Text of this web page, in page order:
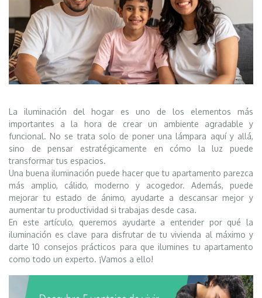
La iluminación del hogar es uno de los elementos más
importantes a la hora de crear un ambiente agradable y
funcional. No se trata solo de poner una lámpara aquí y allá,
sino de pensar estratégicamente en cómo la luz puede
transformar tus espacios.
Una buena iluminación puede hacer que tu apartamento parezca
más amplio, cálido, moderno y acogedor. Además, puede
mejorar tu estado de ánimo, ayudarte a descansar mejor y
aumentar tu productividad si trabajas desde casa.
En este artículo, queremos ayudarte a entender por qué la
iluminación es clave para disfrutar de tu vivienda al máximo y
darte 10 consejos prácticos para que ilumines tu apartamento
como todo un experto. ¡Vamos a ello!